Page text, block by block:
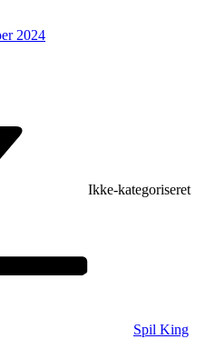
2024
Ikke-kategoriseret
Spil King